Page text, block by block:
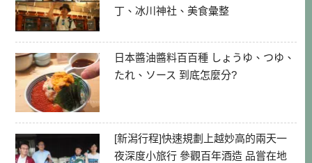
丁、冰川神社、美食彙整
日本醬油醬料百百種 しょうゆ、つゆ、
たれ、ソース 到底怎麼分?
[新潟行程]快速規劃上越妙高的兩天一
夜深度小旅行 參觀百年酒造 品嘗在地